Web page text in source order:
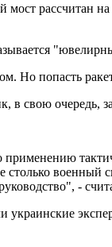
рассчитан
Но попасть
очередь,
-
украинские